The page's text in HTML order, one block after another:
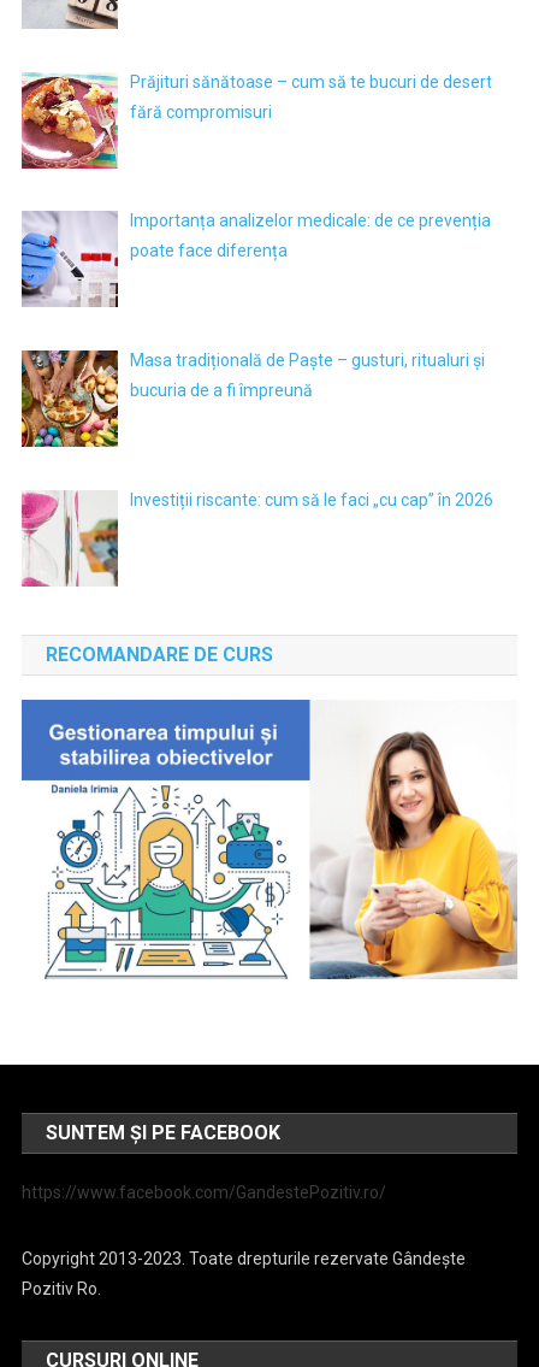
Prăjituri sănătoase – cum să te bucuri de desert
fără compromisuri
Importanța analizelor medicale: de ce prevenția
poate face diferența
Masa tradițională de Paște – gusturi, ritualuri și
bucuria de a fi împreună
Investiții riscante: cum să le faci „cu cap” în 2026
RECOMANDARE DE CURS
SUNTEM ȘI PE FACEBOOK
https://www.facebook.com/GandestePozitiv.ro/
Copyright 2013-2023. Toate drepturile rezervate Gândește
Pozitiv Ro.
CURSURI ONLINE